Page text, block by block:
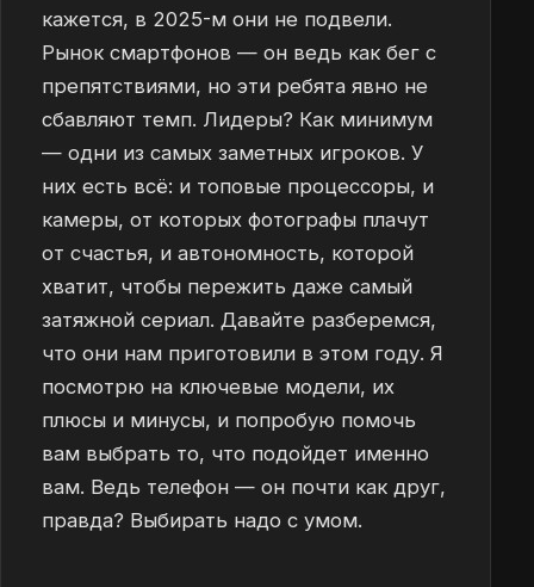
кажется, в 2025-м они не подвели.
Рынок смартфонов — он ведь как бег с
препятствиями, но эти ребята явно не
сбавляют темп. Лидеры? Как минимум
— одни из самых заметных игроков. У
них есть всё: и топовые процессоры, и
камеры, от которых фотографы плачут
от счастья, и автономность, которой
хватит, чтобы пережить даже самый
затяжной сериал. Давайте разберемся,
что они нам приготовили в этом году. Я
посмотрю на ключевые модели, их
плюсы и минусы, и попробую помочь
вам выбрать то, что подойдет именно
вам. Ведь телефон — он почти как друг,
правда? Выбирать надо с умом.